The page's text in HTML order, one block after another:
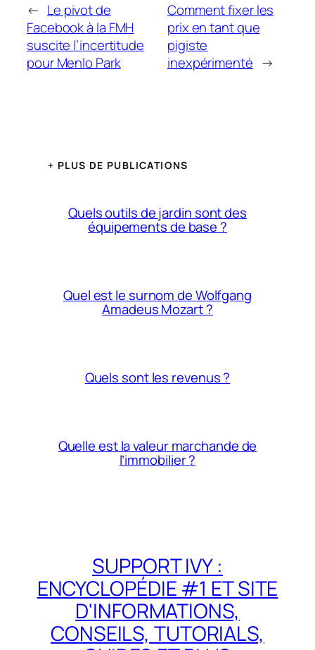
← Le pivot de
Facebook à la FMH
suscite l’incertitude
pour Menlo Park
Comment fixer les
prix en tant que
pigiste
inexpérimenté →
+ PLUS DE PUBLICATIONS
Quels outils de jardin sont des
équipements de base ?
Quel est le surnom de Wolfgang
Amadeus Mozart ?
Quels sont les revenus ?
Quelle est la valeur marchande de
l’immobilier ?
SUPPORT IVY :
ENCYCLOPÉDIE #1 ET SITE
D'INFORMATIONS,
CONSEILS, TUTORIALS,